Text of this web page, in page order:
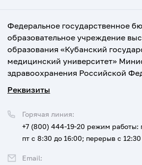
Федеральное государственное
образовательное учреждение
образования «Кубанский
медицинский университет»
здравоохранения Российской
Реквизиты
Горячая линия:
+7 (800) 444-19-20 режим работы:
пт с 8:30 до 16:00; перерыв с
Email: